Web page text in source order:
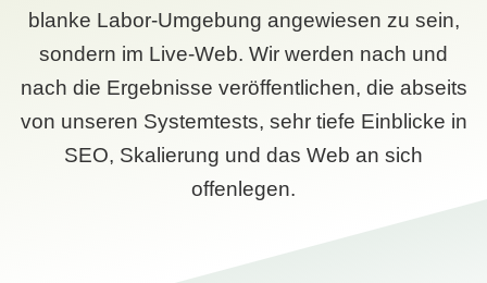
blanke Labor-Umgebung angewiesen zu sein,
sondern im Live-Web. Wir werden nach und
nach die Ergebnisse veröffentlichen, die abseits
von unseren Systemtests, sehr tiefe Einblicke in
SEO, Skalierung und das Web an sich
offenlegen.